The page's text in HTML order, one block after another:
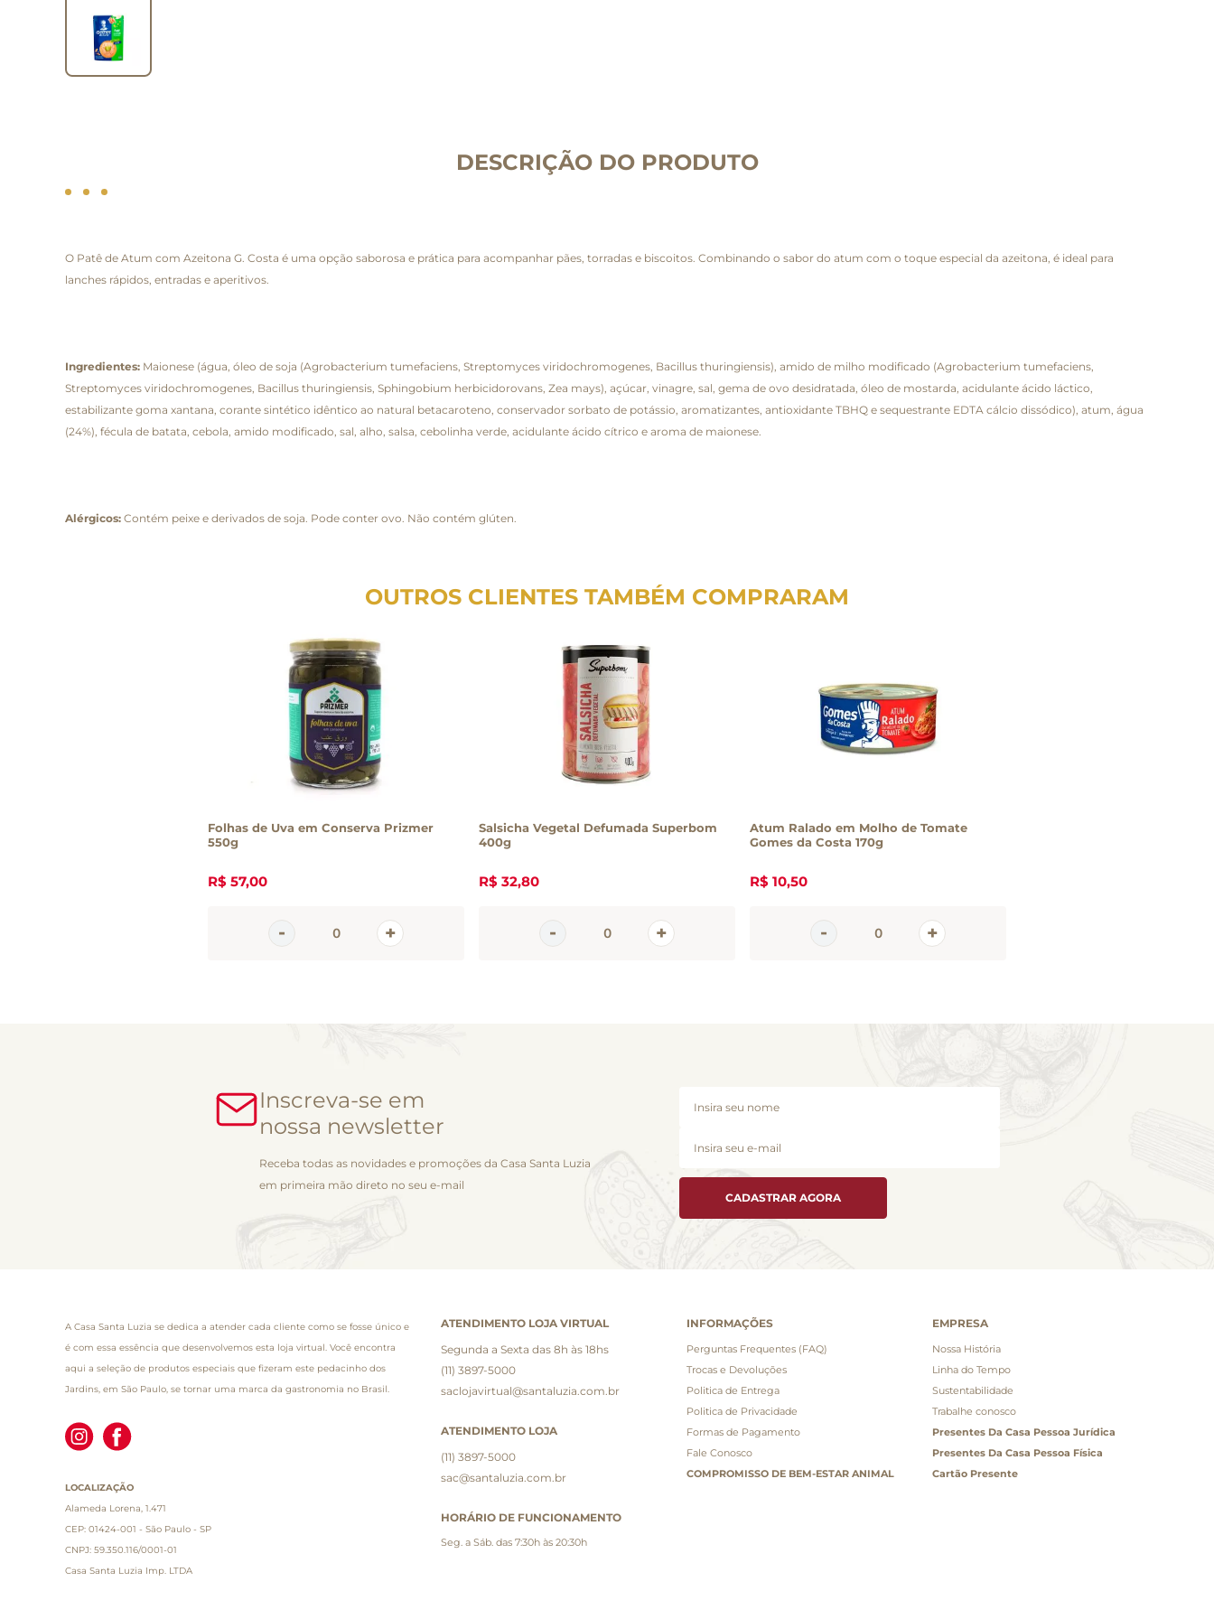
DESCRIÇÃO DO PRODUTO
O Patê de Atum com Azeitona G. Costa é uma opção saborosa e prática para acompanhar pães, torradas e biscoitos. Combinando o sabor do atum com o toque especial da azeitona, é ideal para
lanches rápidos, entradas e aperitivos.
Ingredientes: Maionese (água, óleo de soja (Agrobacterium tumefaciens, Streptomyces viridochromogenes, Bacillus thuringiensis), amido de milho modificado (Agrobacterium tumefaciens,
Streptomyces viridochromogenes, Bacillus thuringiensis, Sphingobium herbicidorovans, Zea mays), açúcar, vinagre, sal, gema de ovo desidratada, óleo de mostarda, acidulante ácido láctico,
estabilizante goma xantana, corante sintético idêntico ao natural betacaroteno, conservador sorbato de potássio, aromatizantes, antioxidante TBHQ e sequestrante EDTA cálcio dissódico), atum, água
(24%), fécula de batata, cebola, amido modificado, sal, alho, salsa, cebolinha verde, acidulante ácido cítrico e aroma de maionese.
Alérgicos: Contém peixe e derivados de soja. Pode conter ovo. Não contém glúten.
OUTROS CLIENTES TAMBÉM COMPRARAM
Folhas de Uva em Conserva Prizmer
550g
R$ 57,00
Salsicha Vegetal Defumada Superbom
400g
R$ 32,80
Atum Ralado em Molho de Tomate
Gomes da Costa 170g
R$ 10,50
Inscreva-se em
nossa newsletter
Receba todas as novidades e promoções da Casa Santa Luzia
em primeira mão direto no seu e-mail
CADASTRAR AGORA
A Casa Santa Luzia se dedica a atender cada cliente como se fosse único e
é com essa essência que desenvolvemos esta loja virtual. Você encontra
aqui a seleção de produtos especiais que fizeram este pedacinho dos
Jardins, em São Paulo, se tornar uma marca da gastronomia no Brasil.
LOCALIZAÇÃO
Alameda Lorena, 1.471
CEP: 01424-001 - São Paulo - SP
CNPJ: 59.350.116/0001-01
Casa Santa Luzia Imp. LTDA
ATENDIMENTO LOJA VIRTUAL
Segunda a Sexta das 8h às 18hs
(11) 3897-5000
saclojavirtual@santaluzia.com.br
ATENDIMENTO LOJA
(11) 3897-5000
sac@santaluzia.com.br
HORÁRIO DE FUNCIONAMENTO
Seg. a Sáb. das 7:30h às 20:30h
INFORMAÇÕES
Perguntas Frequentes (FAQ)
Trocas e Devoluções
Politica de Entrega
Politica de Privacidade
Formas de Pagamento
Fale Conosco
COMPROMISSO DE BEM-ESTAR ANIMAL
EMPRESA
Nossa História
Linha do Tempo
Sustentabilidade
Trabalhe conosco
Presentes Da Casa Pessoa Jurídica
Presentes Da Casa Pessoa Física
Cartão Presente